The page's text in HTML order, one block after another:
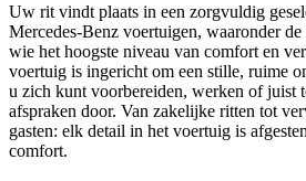
Uw rit vindt plaats in een zorgvuldig
Mercedes-Benz voertuigen, waaronder
wie het hoogste niveau van comfort en
voertuig is ingericht om een stille, ruime
u zich kunt voorbereiden, werken of juist
afspraken door. Van zakelijke ritten tot
gasten: elk detail in het voertuig is
comfort.